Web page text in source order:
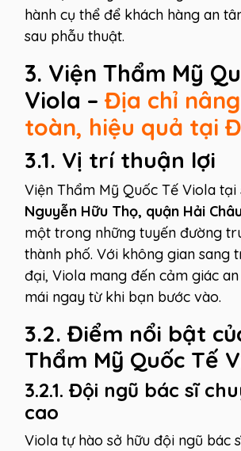
hành cụ thể để khách hàng an
sau phẫu thuật.
3. Viện Thẩm Mỹ
Viola – Địa chỉ
toàn, hiệu quả tại
3.1. Vị trí thuận lợi
Viện Thẩm Mỹ Quốc Tế Viola tại
Nguyễn Hữu Thọ, quận Hải
một trong những tuyến đường
thành phố. Với không gian sang
đại, Viola mang đến cảm giác
mái ngay từ khi bạn bước vào.
3.2. Điểm nổi bật
Thẩm Mỹ Quốc Tế
3.2.1. Đội ngũ bác sĩ
cao
Viola tự hào sở hữu đội ngũ bác